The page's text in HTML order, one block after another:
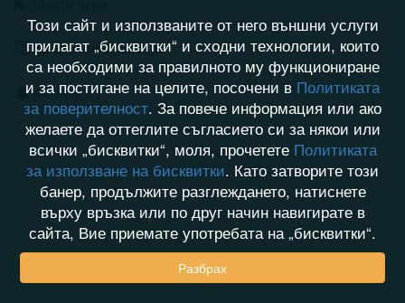
Хронология на игри
Активност
Този сайт и използваните от него външни услуги
прилагат „бисквитки“ и сходни технологии, които
са необходими за правилното му функциониране
и за постигане на целите, посочени в Политиката
за поверителност. За повече информация или ако
желаете да оттеглите съгласието си за някои или
всички „бисквитки“, моля, прочетете Политиката
за използване на бисквитки. Като затворите този
банер, продължите разглеждането, натиснете
върху връзка или по друг начин навигирате в
сайта, Вие приемате употребата на „бисквитки“.
Разбрах